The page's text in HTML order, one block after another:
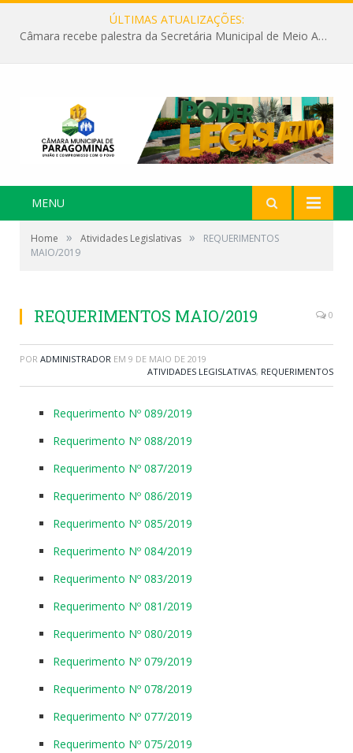
ÚLTIMAS ATUALIZAÇÕES:
Câmara recebe palestra da Secretária Municipal de Meio Ambiente sobre as ações da “SEMANA DO MEIO AMBIENTE”
MENU
Home » Atividades Legislativas »
REQUERIMENTOS
MAIO/2019
REQUERIMENTOS MAIO/2019 0
POR ADMINISTRADOR EM 9 DE MAIO DE 2019
ATIVIDADES LEGISLATIVAS, REQUERIMENTOS
Requerimento Nº 089/2019
Requerimento Nº 088/2019
Requerimento Nº 087/2019
Requerimento Nº 086/2019
Requerimento Nº 085/2019
Requerimento Nº 084/2019
Requerimento Nº 083/2019
Requerimento Nº 081/2019
Requerimento Nº 080/2019
Requerimento Nº 079/2019
Requerimento Nº 078/2019
Requerimento Nº 077/2019
Requerimento Nº 075/2019